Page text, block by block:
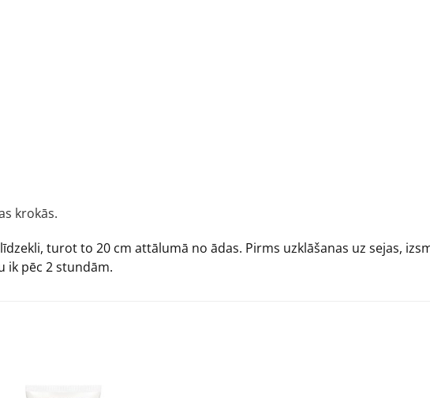
krokās.
turot to 20 cm attālumā no ādas. Pirms uzklāšanas uz sejas,
ik pēc 2 stundām.